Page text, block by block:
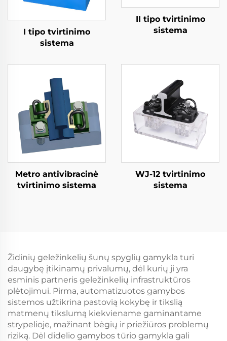
I tipo tvirtinimo
sistema
II tipo tvirtinimo
sistema
Metro antivibracinė
tvirtinimo sistema
WJ-12 tvirtinimo
sistema
Židinių geležinkelių šunų spyglių gamykla turi
daugybę įtikinamų privalumų, dėl kurių ji yra
esminis partneris geležinkelių infrastruktūros
plėtojimui. Pirma, automatizuotos gamybos
sistemos užtikrina pastovią kokybę ir tikslią
matmenų tikslumą kiekviename gaminantame
strypelioje, mažinant bėgių ir priežiūros problemų
riziką. Dėl didelio gamybos tūrio gamykla gali